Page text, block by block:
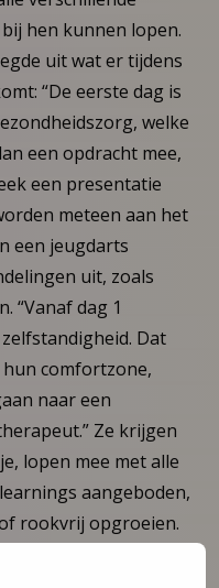
hen kunnen lopen.
uit wat er tijdens
“De eerste dag is
welke
een opdracht mee,
een presentatie
meteen aan het
een jeugdarts
uit, zoals
“Vanaf dag 1
Dat
comfortzone,
naar een
Ze krijgen
lopen mee met alle
aangeboden,
rookvrij opgroeien.